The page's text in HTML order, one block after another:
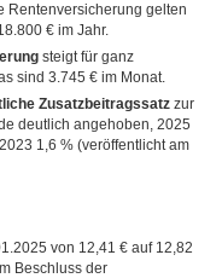
Rentenversicherung gelten
€ im Jahr.
steigt für ganz
sind 3.745 € im Monat.
Zusatzbeitragssatz zur
deutlich angehoben, 2025
1,6 % (veröffentlicht am
von 12,41 € auf 12,82
Beschluss der